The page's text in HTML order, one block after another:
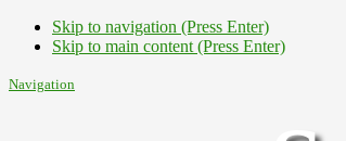
Skip to navigation (Press Enter)
Skip to main content (Press Enter)
Navigation